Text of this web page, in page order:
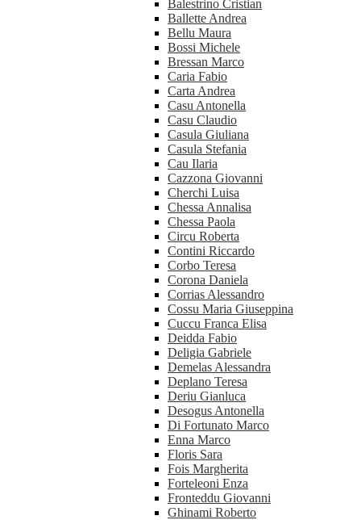
Balestrino Cristian
Ballette Andrea
Bellu Maura
Bossi Michele
Bressan Marco
Caria Fabio
Carta Andrea
Casu Antonella
Casu Claudio
Casula Giuliana
Casula Stefania
Cau Ilaria
Cazzona Giovanni
Cherchi Luisa
Chessa Annalisa
Chessa Paola
Circu Roberta
Contini Riccardo
Corbo Teresa
Corona Daniela
Corrias Alessandro
Cossu Maria Giuseppina
Cuccu Franca Elisa
Deidda Fabio
Deligia Gabriele
Demelas Alessandra
Deplano Teresa
Deriu Gianluca
Desogus Antonella
Di Fortunato Marco
Enna Marco
Floris Sara
Fois Margherita
Forteleoni Enza
Fronteddu Giovanni
Ghinami Roberto